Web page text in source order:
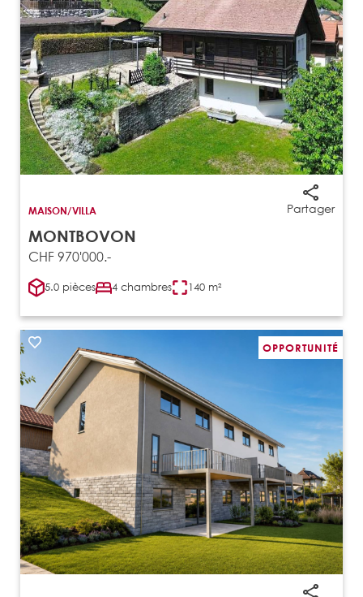
Partager
MAISON/VILLA
MONTBOVON
CHF 970'000.-
5.0 pièces 4 chambres 140 m²
OPPORTUNITÉ